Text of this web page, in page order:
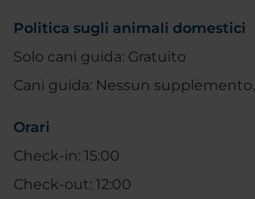
Politica sugli animali domestici
Solo cani guida: Gratuito
Cani guida: Nessun supplemento.
Orari
Check-in: 15:00
Check-out: 12:00